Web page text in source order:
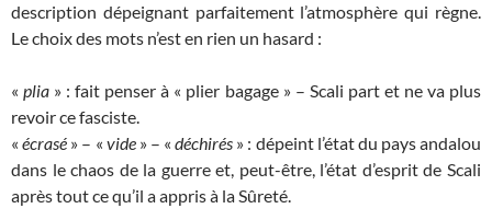
description dépeignant parfaitement l’atmosphère qui règne.
Le choix des mots n’est en rien un hasard :
«plia » : fait penser à « plier bagage » – Scali part et ne va plus
revoir ce fasciste.
«écrasé » – « vide» – «déchirés » : dépeint l’état du pays andalou
dans le chaos de la guerre et, peut-être, l’état d’esprit de Scali
après tout ce qu’il a appris à la Sûreté.